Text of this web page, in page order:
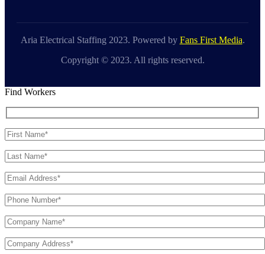
Aria Electrical Staffing 2023. Powered by Fans First Media.
Copyright © 2023. All rights reserved.
Find Workers